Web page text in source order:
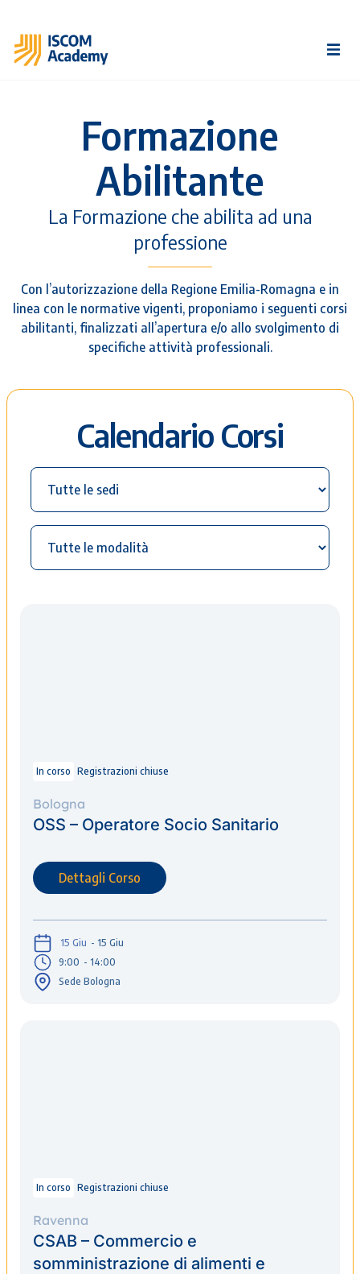
Formazione
Abilitante
La Formazione che abilita ad una
professione
Con l’autorizzazione della Regione Emilia-Romagna e in
linea con le normative vigenti, proponiamo i seguenti corsi
abilitanti, finalizzati all’apertura e/o allo svolgimento di
specifiche attività professionali.
Calendario Corsi
In corso Registrazioni chiuse
Bologna
OSS – Operatore Socio Sanitario
Dettagli Corso
15 Giu - 15 Giu
9:00 - 14:00
Sede Bologna
In corso Registrazioni chiuse
Ravenna
CSAB – Commercio e
somministrazione di alimenti e